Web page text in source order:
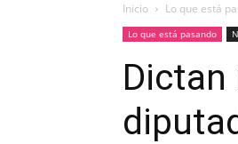
Inicio Lo que está
Lo que está pasando
Dictan